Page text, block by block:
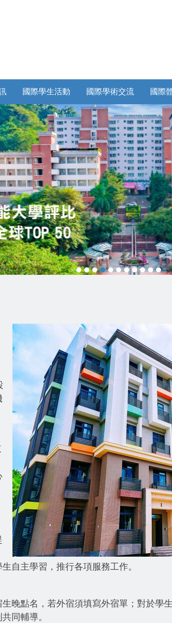
國際學生活動 國際學術交流 國際
自主學習，推行各項服務工作。
晚點名，若外宿須填寫外宿單；對於學
同輔導。